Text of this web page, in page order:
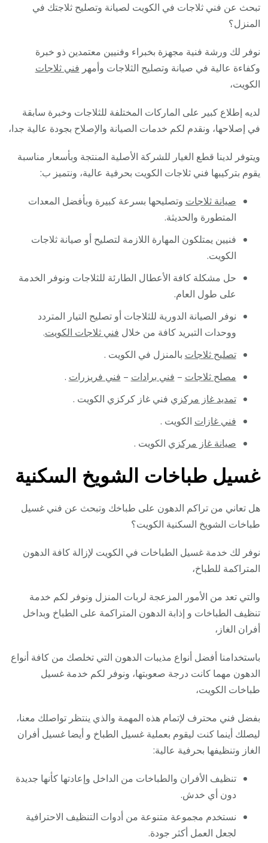
تبحث عن فني ثلاجات في الكويت لصيانة وتصليح ثلاجتك في
المنزل؟
نوفر لك ورشة فنية مجهزة بخبراء وفنيين معتمدين ذو خبرة
وكفاءة عالية في صيانة وتصليح الثلاجات وأمهر فني ثلاجات
الكويت،
لديه إطلاع كبير على الماركات المختلفة للثلاجات وخبرة سابقة
في إصلاحها، ونقدم لكم خدمات الصيانة والإصلاح بجودة عالية جدا،
ويتوفر لدينا قطع الغيار للشركة الأصلية المنتجة وبأسعار مناسبة
يقوم بتركيبها فني ثلاجات الكويت بحرفية عالية، ونتميز ب:
صيانة ثلاجات وتصليحها بسرعة كبيرة وبأفضل المعدات
المتطورة والحديثة.
فنيين يمتلكون المهارة اللازمة لتصليح أو صيانة ثلاجات
الكويت.
حل مشكلة كافة الأعطال الطارئة للثلاجات ونوفر الخدمة
على طول العام.
نوفر الصيانة الدورية للثلاجات أو تصليح التيار المتردد
ووحدات التبريد كافة من خلال فني ثلاجات الكويت.
تصليح ثلاجات بالمنزل في الكويت .
مصلح ثلاجات – فني برادات – فني فريزرات .
تمديد غاز مركزي فني غاز كركزي الكويت .
فني غازات الكويت .
صيانة غاز مركزي الكويت .
غسيل طباخات الشويخ السكنية
هل تعاني من تراكم الدهون على طباخك وتبحث عن فني غسيل
طباخات الشويخ السكنية الكويت؟
نوفر لك خدمة غسيل الطباخات في الكويت لإزالة كافة الدهون
المتراكمة للطباخ،
والتي تعد من الأمور المزعجة لربات المنزل ونوفر لكم خدمة
تنظيف الطباخات و إذابة الدهون المتراكمة على الطباخ وبداخل
أفران الغاز،
باستخدامنا أفضل أنواع مذيبات الدهون التي تخلصك من كافة أنواع
الدهون مهما كانت درجة صعوبتها، ونوفر لكم خدمة غسيل
طباخات الكويت،
بفضل فني محترف لإتمام هذه المهمة والذي ينتظر تواصلك معنا،
ليصلك أينما كنت ليقوم بعملية غسيل الطباخ و أيضا غسيل أفران
الغاز وتنظيفها بحرفية عالية:
تنظيف الأفران والطباخات من الداخل وإعادتها كأنها جديدة
دون أي خدش.
نستخدم مجموعة متنوعة من أدوات التنظيف الاحترافية
لجعل العمل أكثر جودة.